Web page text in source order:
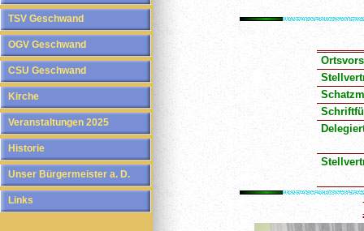
TSV Geschwand
OGV Geschwand
CSU Geschwand
Kirche
Veranstaltungen 2025
Historie
Unser Bürgermeister a. D.
Links